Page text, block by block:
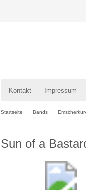
Kontakt Impressum
Startseite Bands
Sun of a